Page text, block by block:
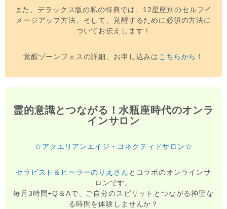
また、デラックス版の私の特典では、12星座別のセルフイ
メージアップ方法、そして、覚醒するために必須の方法に
ついてお伝えします！
覚醒ゾーンフェスの詳細、お申し込みは こちらから！
霊的意識とつながる！水瓶座時代のオンラ
インサロン
☆アクエリアンエイジ・コネクティドサロン☆
セラピスト＆ヒーラーのりえさん とコラボのオンラインサ
ロンです。
毎月3時間+Q＆Aで、ご自分のスピリットとつながる神聖な
る時間を体験しませんか？